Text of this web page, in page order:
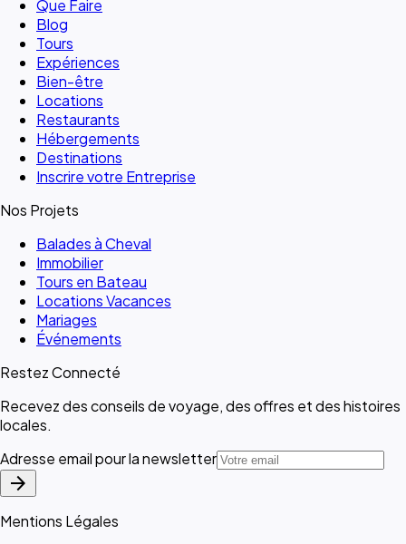
Que Faire
Blog
Tours
Expériences
Bien-être
Locations
Restaurants
Hébergements
Destinations
Inscrire votre Entreprise
Nos Projets
Balades à Cheval
Immobilier
Tours en Bateau
Locations Vacances
Mariages
Événements
Restez Connecté
Recevez des conseils de voyage, des offres et des histoires
locales.
Adresse email pour la newsletter
arrow_forward
Mentions Légales